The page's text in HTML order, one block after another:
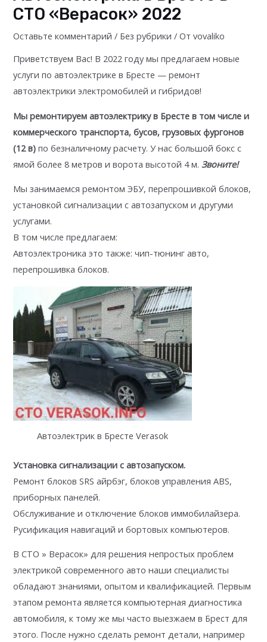
СТО «Верасок» 2022
Оставьте комментарий / Без рубрики / Отvovaliko
Приветствуем Вас! В 2022 году мы предлагаем новые
услуги по автоэлектрике в Бресте — ремонт
автоэлектрики электромобилей и гибридов!
Мы ремонтируем автоэлектрику в Бресте в том числе и
коммерческого транспорта, бусов, грузовых фургонов
(12 в) по безналичному расчету. У нас большой бокс с
ямой более 8 метров и ворота высотой 4 м.Звоните!
Мы занимаемся ремонтом ЭБУ, перепрошивкой блоков,
установкой сигнализации с автозапуском и другуми
услугами.
В том числе предлагаем:
Автоэлектроника это также: чип-тюнинг авто,
перепрошивка блоков.
Автоэлектрик в Бресте Verasok
Установка сигнализации с автозапуском.
Ремонт блоков SRS айрбэг, блоков управления ABS,
приборных панелей.
Обслуживание и отключение блоков иммобилайзера.
Русификация навигаций и бортовых компьютеров.
В СТО » Верасок» для решения непростых проблем
электрикой современного авто наши специалисты
обладают знаниями, опытом и квалификацией. Первым
этапом ремонта является компьютерная диагностика
автомобиля, к тому же мы часто выезжаем в Брест для
этого. После нужно сделать ремонт детали, например